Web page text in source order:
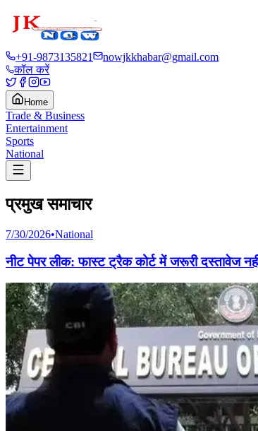
+91-9873135821
nowjkkhabar@gmail.com
कॉल करें
Home
Trade & Business
Entertainment
Sports
National
प्रमुख समाचार
7/30/2026•National
नीट पेपर लीक: फास्ट ट्रैक कोर्ट में जरूरी दस्तावेज